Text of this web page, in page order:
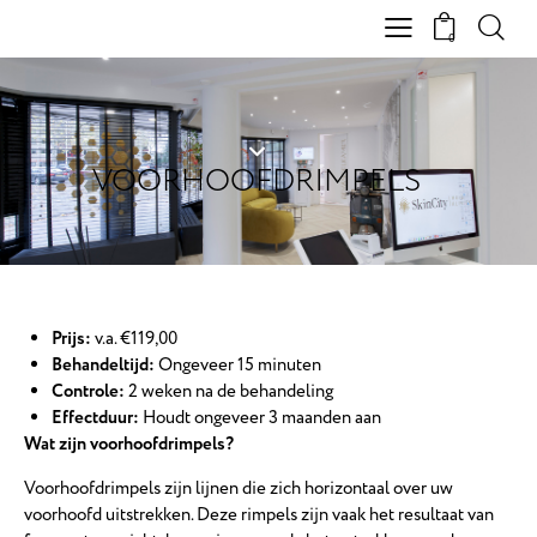
0
VOORHOOFDRIMPELS
Prijs:v.a. €119,00
Behandeltijd:Ongeveer 15 minuten
Controle:2 weken na de behandeling
Effectduur: Houdt ongeveer 3 maanden aan
Wat zijn voorhoofdrimpels?
Voorhoofdrimpels zijn lijnen die zich horizontaal over uw
voorhoofd uitstrekken. Deze rimpels zijn vaak het resultaat van